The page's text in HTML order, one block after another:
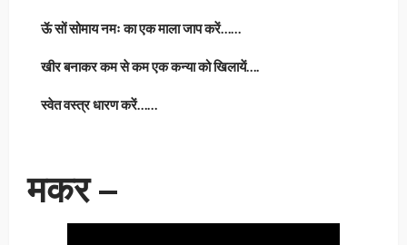
ऊॅ सों सोमाय नमः का एक माला जाप करें……
खीर बनाकर कम से कम एक कन्या को खिलायें….
स्वेत वस्त्र धारण करें……
मकर –